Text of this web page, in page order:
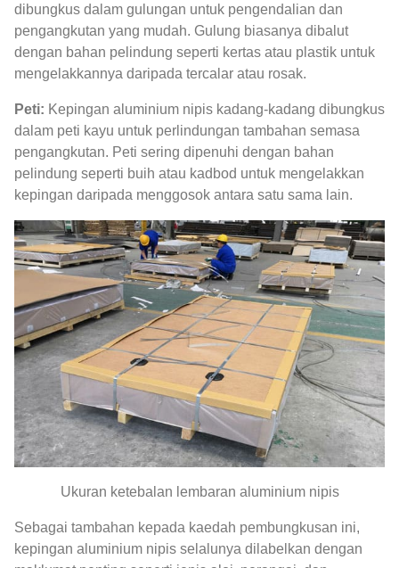
dibungkus dalam gulungan untuk pengendalian dan
pengangkutan yang mudah. Gulung biasanya dibalut
dengan bahan pelindung seperti kertas atau plastik untuk
mengelakkannya daripada tercalar atau rosak.
Peti: Kepingan aluminium nipis kadang-kadang dibungkus
dalam peti kayu untuk perlindungan tambahan semasa
pengangkutan. Peti sering dipenuhi dengan bahan
pelindung seperti buih atau kadbod untuk mengelakkan
kepingan daripada menggosok antara satu sama lain.
Ukuran ketebalan lembaran aluminium nipis
Sebagai tambahan kepada kaedah pembungkusan ini,
kepingan aluminium nipis selalunya dilabelkan dengan